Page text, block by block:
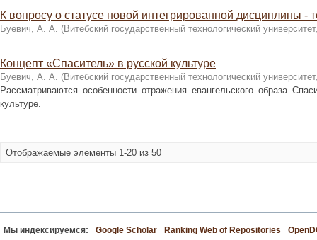
К вопросу о статусе новой интегрированной дисциплины -
Буевич, А. А. (Витебский государственный технологический университет
Концепт «Спаситель» в русской культуре
Буевич, А. А. (Витебский государственный технологический университет
Рассматриваются особенности отражения евангельского образа
культуре.
Отображаемые элементы 1-20 из 50
Мы индексируемся: Google Scholar Ranking Web of Repositories